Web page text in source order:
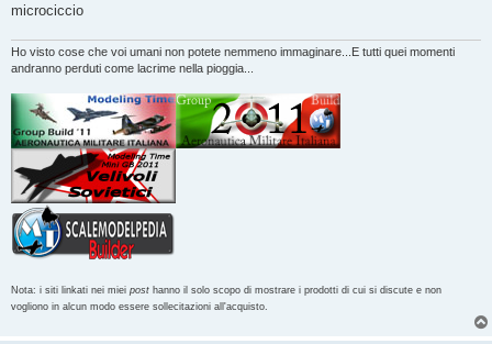
microciccio
Ho visto cose che voi umani non potete nemmeno immaginare...E tutti quei momenti
andranno perduti come lacrime nella pioggia...
Nota: i siti linkati nei miei post hanno il solo scopo di mostrare i prodotti di cui si discute e non
vogliono in alcun modo essere sollecitazioni all'acquisto.